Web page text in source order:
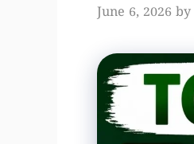
June 6, 2026 by